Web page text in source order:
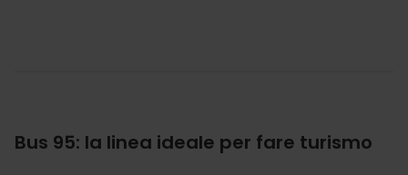
Bus 95: la linea ideale per fare turismo